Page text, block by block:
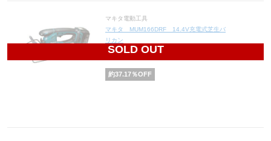
SOLD OUT
マキタ電動工具
マキタ MUM166DRF 14.4V充電式芝生バ
リカン
21,112
約37.17％OFF